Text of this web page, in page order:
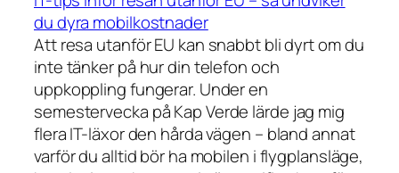
du dyra mobilkostnader
Att resa utanför EU kan snabbt bli dyrt om du
inte tänker på hur din telefon och
uppkoppling fungerar. Under en
semestervecka på Kap Verde lärde jag mig
flera IT-läxor den hårda vägen – bland annat
varför du alltid bör ha mobilen i flygplansläge,